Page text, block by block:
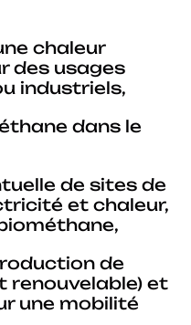
chaleur
des usages
industriels,
dans le
de sites de
et chaleur,
de
renouvelable) et
une mobilité